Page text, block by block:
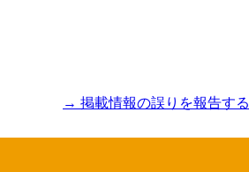
→ 掲載情報の誤りを報告する